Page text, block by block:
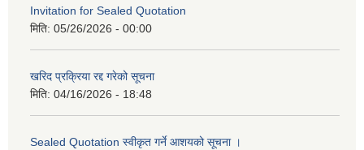
Invitation for Sealed Quotation
मिति: 05/26/2026 - 00:00
खरिद प्रक्रिया रद्द गरेको सूचना
मिति: 04/16/2026 - 18:48
Sealed Quotation स्वीकृत गर्ने आशयको सूचना ।